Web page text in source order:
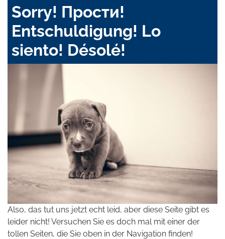
Sorry! Прости!
Entschuldigung! Lo
siento! Désolé!
Also, das tut uns jetzt echt leid, aber diese Seite gibt es
leider nicht! Versuchen Sie es doch mal mit einer der
tollen Seiten, die Sie oben in der Navigation finden!